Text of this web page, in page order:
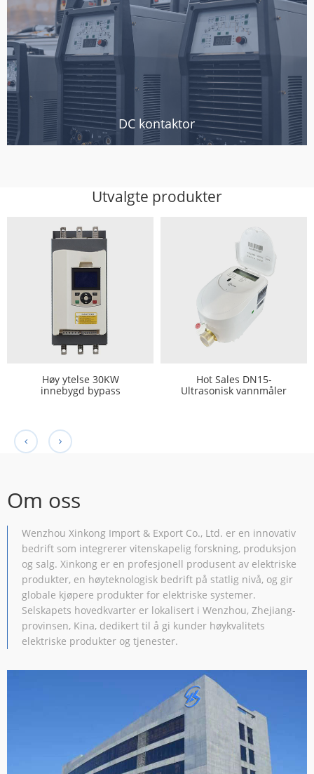
DC kontaktor
Utvalgte produkter
Høy ytelse 30KW
innebygd bypass
Hot Sales DN15-
Ultrasonisk vannmåler
Om oss
Wenzhou Xinkong Import & Export Co., Ltd. er en innovativ
bedrift som integrerer vitenskapelig forskning, produksjon
og salg. Xinkong er en profesjonell produsent av elektriske
produkter, en høyteknologisk bedrift på statlig nivå, og gir
globale kjøpere produkter for elektriske systemer.
Selskapets hovedkvarter er lokalisert i Wenzhou, Zhejiang-
provinsen, Kina, dedikert til å gi kunder høykvalitets
elektriske produkter og tjenester.